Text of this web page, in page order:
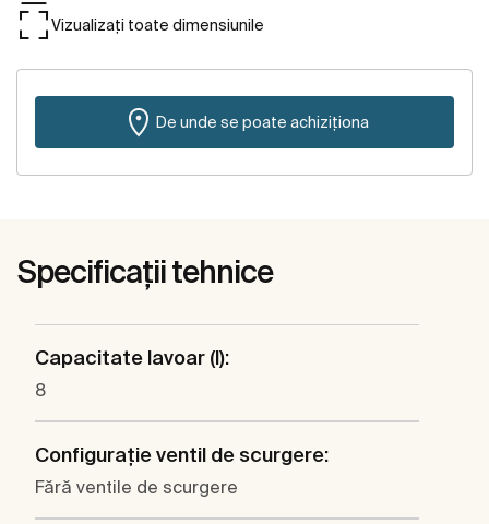
Vizualizați toate dimensiunile
De unde se poate achiziționa
Specificații tehnice
Capacitate lavoar (l):
8
Configuraţie ventil de scurgere:
Fără ventile de scurgere